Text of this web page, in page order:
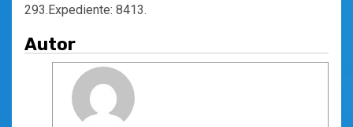
293.Expediente: 8413.
Autor